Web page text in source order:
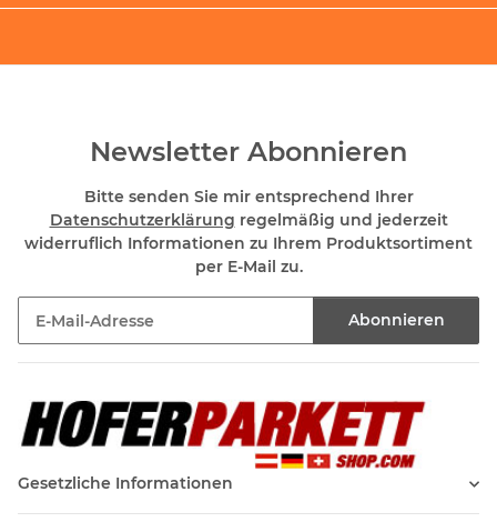
Newsletter Abonnieren
Bitte senden Sie mir entsprechend Ihrer
Datenschutzerklärung regelmäßig und jederzeit
widerruflich Informationen zu Ihrem Produktsortiment
per E-Mail zu.
Abonnieren
Gesetzliche Informationen